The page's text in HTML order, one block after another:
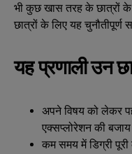
भी कुछ खास तरह के छात्रों के
छात्रों के लिए यह चुनौतीपूर्ण
यह प्रणाली उन
अपने विषय को लेकर
एक्सप्लोरेशन की
कम समय में डिग्री